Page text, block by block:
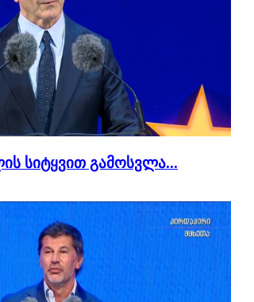
სიტყვით გამოსვლა...